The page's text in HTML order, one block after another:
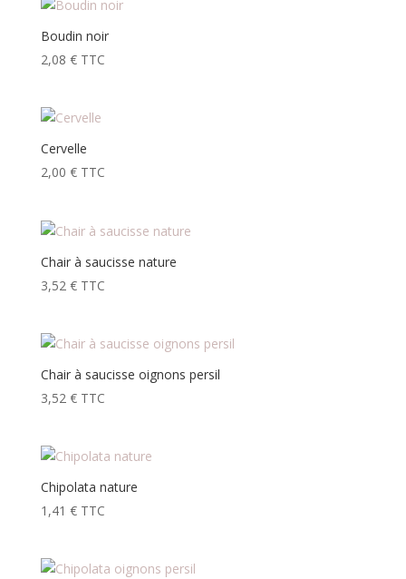
Boudin noir
2,08 € TTC
Cervelle
2,00 € TTC
Chair à saucisse nature
3,52 € TTC
Chair à saucisse oignons persil
3,52 € TTC
Chipolata nature
1,41 € TTC